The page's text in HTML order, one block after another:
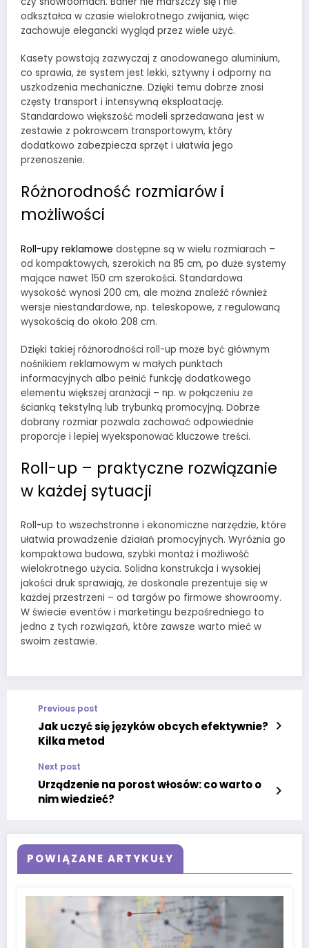
odkształca w czasie wielokrotnego zwijania, więc
zachowuje elegancki wygląd przez wiele użyć.
Kasety powstają zazwyczaj z anodowanego aluminium,
co sprawia, że system jest lekki, sztywny i odporny na
uszkodzenia mechaniczne. Dzięki temu dobrze znosi
częsty transport i intensywną eksploatację.
Standardowo większość modeli sprzedawana jest w
zestawie z pokrowcem transportowym, który
dodatkowo zabezpiecza sprzęt i ułatwia jego
przenoszenie.
Różnorodność rozmiarów i
możliwości
Roll-upy reklamowe dostępne są w wielu rozmiarach –
od kompaktowych, szerokich na 85 cm, po duże systemy
mające nawet 150 cm szerokości. Standardowa
wysokość wynosi 200 cm, ale można znaleźć również
wersje niestandardowe, np. teleskopowe, z regulowaną
wysokością do około 208 cm.
Dzięki takiej różnorodności roll-up może być głównym
nośnikiem reklamowym w małych punktach
informacyjnych albo pełnić funkcję dodatkowego
elementu większej aranżacji – np. w połączeniu ze
ścianką tekstylną lub trybunką promocyjną. Dobrze
dobrany rozmiar pozwala zachować odpowiednie
proporcje i lepiej wyeksponować kluczowe treści.
Roll-up – praktyczne rozwiązanie
w każdej sytuacji
Roll-up to wszechstronne i ekonomiczne narzędzie, które
ułatwia prowadzenie działań promocyjnych. Wyróżnia go
kompaktowa budowa, szybki montaż i możliwość
wielokrotnego użycia. Solidna konstrukcja i wysokiej
jakości druk sprawiają, że doskonale prezentuje się w
każdej przestrzeni – od targów po firmowe showroomy.
W świecie eventów i marketingu bezpośredniego to
jedno z tych rozwiązań, które zawsze warto mieć w
swoim zestawie.
Previous post
Jak uczyć się języków obcych efektywnie?
Kilka metod
Next post
Urządzenie na porost włosów: co warto o
nim wiedzieć?
POWIĄZANE ARTYKUŁY